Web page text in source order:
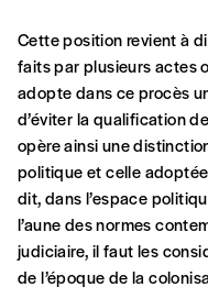
Faites découvrir l'
abonnement ou
J’offre un
J’offre
Vos
Cette position revient à
faits par plusieurs actes
adopte dans ce procès
d’éviter la qualification
opère ainsi une
politique et celle
dit, dans l’espace
l’aune des normes
judiciaire, il faut les
de l’époque de la